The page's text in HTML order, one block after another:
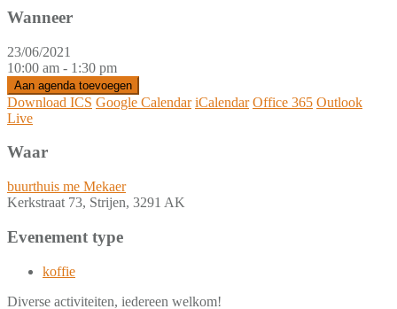
Wanneer
23/06/2021
10:00 am - 1:30 pm
Aan agenda toevoegen
Download ICS Google Calendar iCalendar Office 365 Outlook
Live
Waar
buurthuis me Mekaer
Kerkstraat 73, Strijen, 3291 AK
Evenement type
koffie
Diverse activiteiten, iedereen welkom!